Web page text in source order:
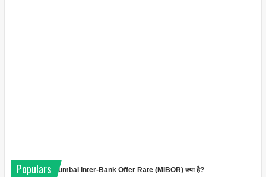
Populars
Mumbai Inter-Bank Offer Rate (MIBOR) क्या है?